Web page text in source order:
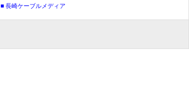
■ 長崎ケーブルメディア